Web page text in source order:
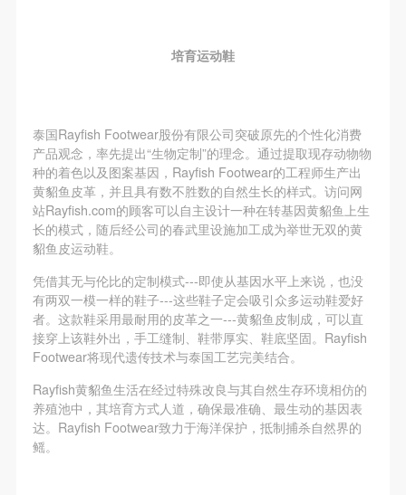
培育运动鞋
泰国Rayfish Footwear股份有限公司突破原先的个性化消费
产品观念，率先提出“生物定制”的理念。通过提取现存动物物
种的着色以及图案基因，Rayfish Footwear的工程师生产出
黄貂鱼皮革，并且具有数不胜数的自然生长的样式。访问网
站Rayfish.com的顾客可以自主设计一种在转基因黄貂鱼上生
长的模式，随后经公司的春武里设施加工成为举世无双的黄
貂鱼皮运动鞋。
凭借其无与伦比的定制模式---即使从基因水平上来说，也没
有两双一模一样的鞋子---这些鞋子定会吸引众多运动鞋爱好
者。这款鞋采用最耐用的皮革之一---黄貂鱼皮制成，可以直
接穿上该鞋外出，手工缝制、鞋带厚实、鞋底坚固。Rayfish
Footwear将现代遗传技术与泰国工艺完美结合。
Rayfish黄貂鱼生活在经过特殊改良与其自然生存环境相仿的
养殖池中，其培育方式人道，确保最准确、最生动的基因表
达。Rayfish Footwear致力于海洋保护，抵制捕杀自然界的
鳐。